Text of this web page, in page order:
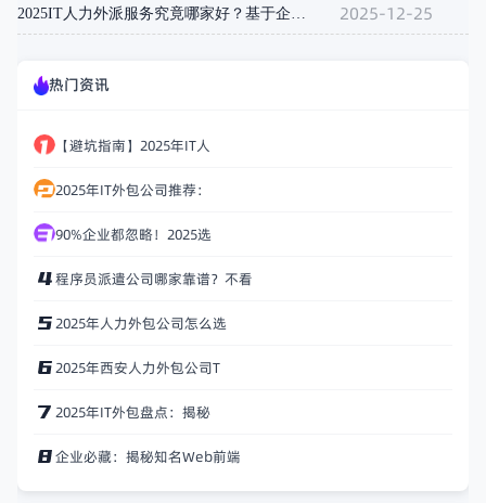
2025-12-25
热门资讯
【避坑指南】2025年IT人
2025年IT外包公司推荐：
90%企业都忽略！2025选
程序员派遣公司哪家靠谱？不看
2025年人力外包公司怎么选
2025年西安人力外包公司T
2025年IT外包盘点：揭秘
企业必藏：揭秘知名Web前端